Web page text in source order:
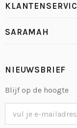
SARAMAH
NIEUWSBRIEF
Blijf op de hoogte